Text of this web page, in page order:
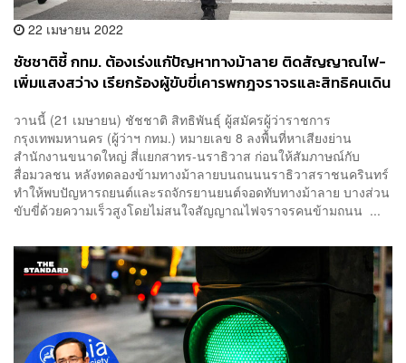
22 เมษายน 2022
ชัชชาติชี้ กทม. ต้องเร่งแกัปัญหาทางม้าลาย ติดสัญญาณไฟ-
เพิ่มแสงสว่าง เรียกร้องผู้ขับขี่เคารพกฎจราจรและสิทธิคนเดิน
วานนี้ (21 เมษายน) ชัชชาติ สิทธิพันธุ์ ผู้สมัครผู้ว่าราชการ
กรุงเทพมหานคร (ผู้ว่าฯ กทม.) หมายเลข 8 ลงพื้นที่หาเสียงย่าน
สำนักงานขนาดใหญ่ สี่แยกสาทร-นราธิวาส ก่อนให้สัมภาษณ์กับ
สื่อมวลชน หลังทดลองข้ามทางม้าลายบนถนนนราธิวาสราชนครินทร์
ทำให้พบปัญหารถยนต์และรถจักรยานยนต์จอดทับทางม้าลาย บางส่วน
ขับขี่ด้วยความเร็วสูงโดยไม่สนใจสัญญาณไฟจราจรคนข้ามถนน ...